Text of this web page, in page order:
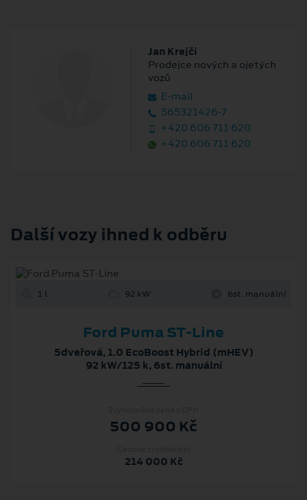
Jan Krejčí
Prodejce nových a ojetých
vozů
E‑mail
565321426-7
+420 606 711 620
+420 606 711 620
Další vozy ihned k odběru
1 l 92 kW 6st. manuální
Ford Puma ST-Line
5dveřová, 1.0 EcoBoost Hybrid (mHEV)
92 kW/125 k, 6st. manuální
500 900 Kč
214 000 Kč